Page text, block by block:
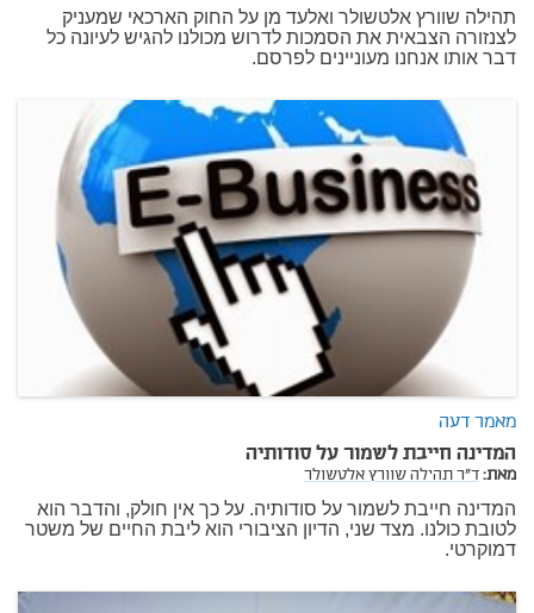
תהילה שוורץ אלטשולר ואלעד מן על החוק הארכאי שמעניק
לצנזורה הצבאית את הסמכות לדרוש מכולנו להגיש לעיונה כל
דבר אותו אנחנו מעוניינים לפרסם.
מאמר דעה
המדינה חייבת לשמור על סודותיה
מאת:ד"ר תהילה שוורץ אלטשולר
המדינה חייבת לשמור על סודותיה. על כך אין חולק, והדבר הוא
לטובת כולנו. מצד שני, הדיון הציבורי הוא ליבת החיים של משטר
דמוקרטי.